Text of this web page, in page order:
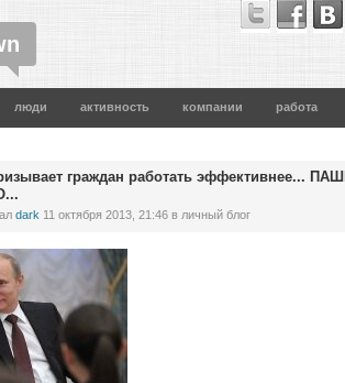
люди активность компании работа
граждан работать эффективнее...
dark 11 октября 2013, 21:46 в личный блог